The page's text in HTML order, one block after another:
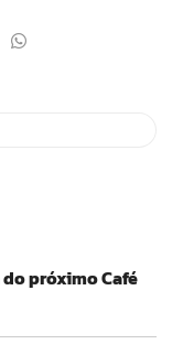
próximo Café